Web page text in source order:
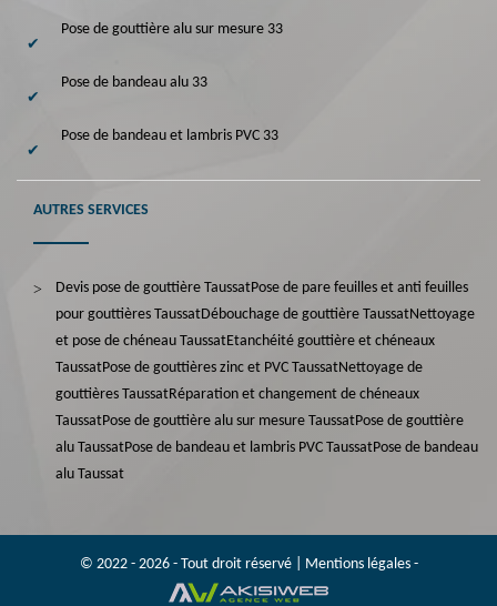
Pose de gouttière alu sur mesure 33
Pose de bandeau alu 33
Pose de bandeau et lambris PVC 33
AUTRES SERVICES
Devis pose de gouttière TaussatPose de pare feuilles et anti feuilles
pour gouttières TaussatDébouchage de gouttière TaussatNettoyage
et pose de chéneau TaussatEtanchéité gouttière et chéneaux
TaussatPose de gouttières zinc et PVC TaussatNettoyage de
gouttières TaussatRéparation et changement de chéneaux
TaussatPose de gouttière alu sur mesure TaussatPose de gouttière
alu TaussatPose de bandeau et lambris PVC TaussatPose de bandeau
alu Taussat
© 2022 - 2026 - Tout droit réservé | Mentions légales-